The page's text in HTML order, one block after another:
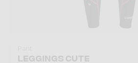
LEGGINGS CUTE